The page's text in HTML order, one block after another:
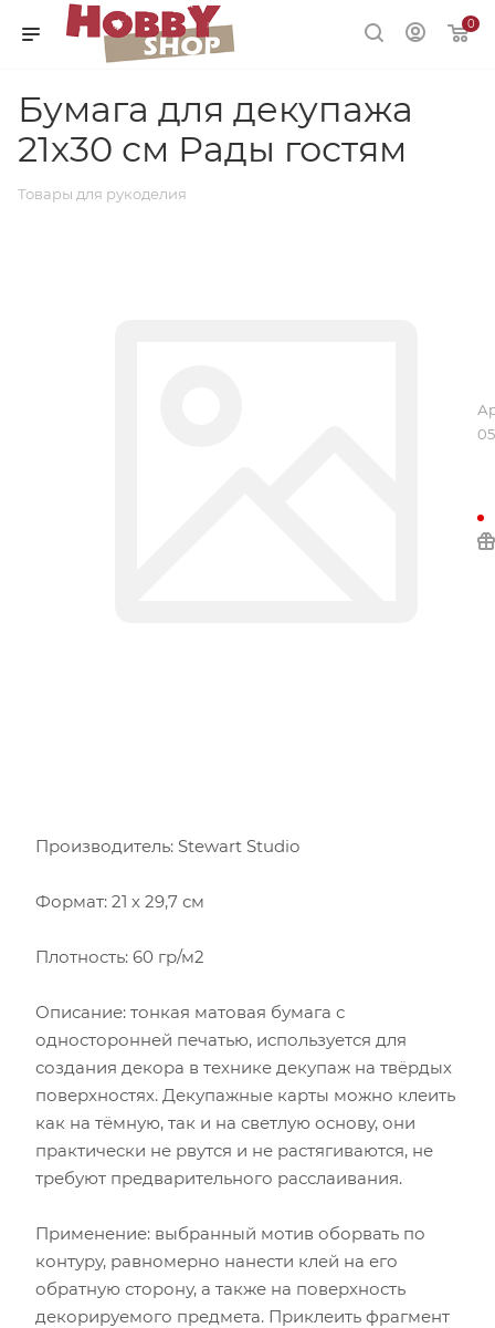
0
Бумага для декупажа
21х30 см Рады гостям
Товары для рукоделия
Производитель: Stewart Studio
Формат: 21 х 29,7 см
Плотность: 60 гр/м2
Описание: тонкая матовая бумага с
односторонней печатью, используется для
создания декора в технике декупаж на твёрдых
поверхностях. Декупажные карты можно клеить
как на тёмную, так и на светлую основу, они
практически не рвутся и не растягиваются, не
требуют предварительного расслаивания.
Применение: выбранный мотив оборвать по
контуру, равномерно нанести клей на его
обратную сторону, а также на поверхность
декорируемого предмета. Приклеить фрагмент